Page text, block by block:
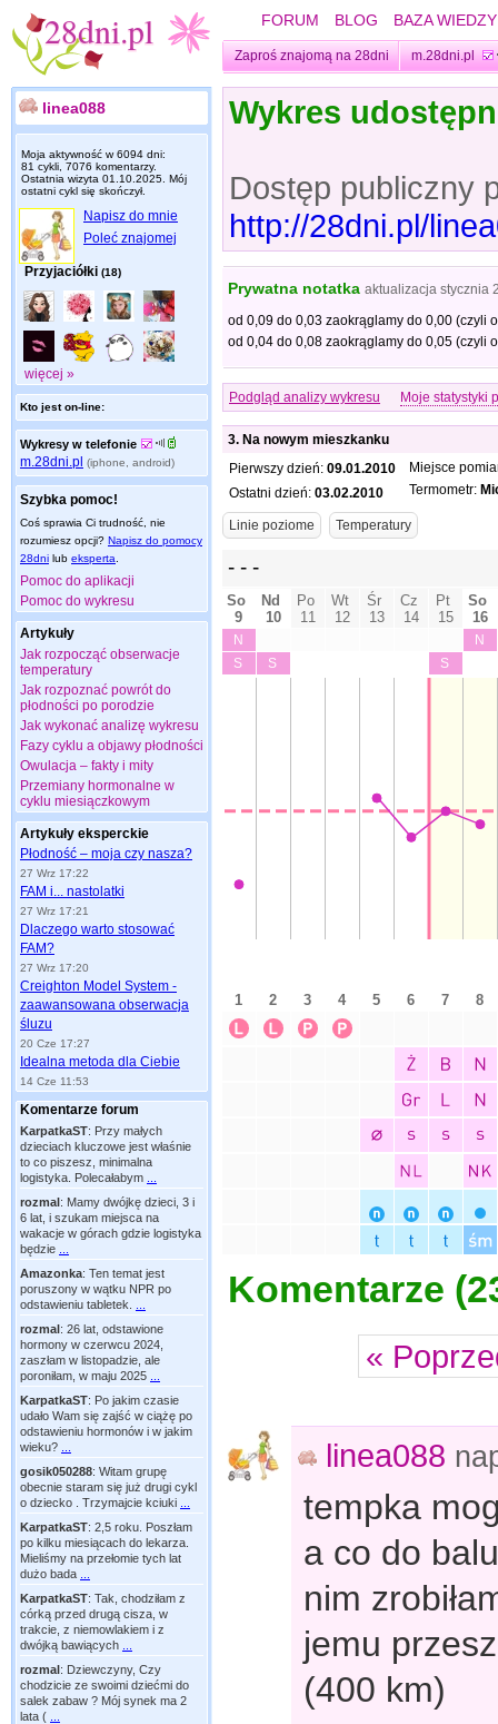
FORUM BLOG BAZA WIEDZY
Zaproś znajomą na 28dni m.28dni.pl
linea088
Moja aktywność w 6094 dni:
81 cykli, 7076 komentarzy.
Ostatnia wizyta 01.10.2025 . Mój
ostatni cykl się skończył.
Napisz do mnie
Poleć znajomej
Przyjaciółki (18)
więcej »
Kto jest on-line:
Wykresy w telefonie
m.28dni.pl (iphone, android)
Szybka pomoc!
Coś sprawia Ci trudność, nie
rozumiesz opcji? Napisz do pomocy
28dni lub eksperta
Pomoc do aplikacji
Pomoc do wykresu
Artykuły
Jak rozpocząć obserwacje
temperatury
Jak rozpoznać powrót do
płodności po porodzie
Jak wykonać analizę wykresu
Fazy cyklu a objawy płodności
Owulacja – fakty i mity
Przemiany hormonalne w
cyklu miesiączkowym
Artykuły eksperckie
Płodność – moja czy nasza?
27 Wrz 17:22
FAM i... nastolatki
27 Wrz 17:21
Dlaczego warto stosować
FAM?
27 Wrz 17:20
Creighton Model System -
zaawansowana obserwacja
śluzu
20 Cze 17:27
Idealna metoda dla Ciebie
14 Cze 11:53
Komentarze forum
KarpatkaST: Przy małych
dzieciach kluczowe jest właśnie
to co piszesz, minimalna
logistyka. Polecałabym
rozmal: Mamy dwójkę dzieci, 3 i
6 lat, i szukam miejsca na
wakacje w górach gdzie logistyka
będzie
Amazonka: Ten temat jest
poruszony w wątku NPR po
odstawieniu tabletek.
rozmal: 26 lat, odstawione
hormony w czerwcu 2024,
zaszłam w listopadzie, ale
poroniłam, w maju 2025
KarpatkaST: Po jakim czasie
udało Wam się zajść w ciążę po
odstawieniu hormonów i w jakim
wieku?
gosik050288: Witam grupę
obecnie staram się już drugi cykl
o dziecko . Trzymajcie kciuki
KarpatkaST: 2,5 roku. Poszłam
po kilku miesiącach do lekarza.
Mieliśmy na przełomie tych lat
dużo bada
KarpatkaST: Tak, chodziłam z
córką przed drugą cisza, w
trakcie, z niemowlakiem i z
dwójką bawiących
rozmal: Dziewczyny, Czy
chodzicie ze swoimi dziećmi do
salek zabaw ? Mój synek ma 2
lata (
Wykres
Dostęp publiczny
http://28dni.pl/
Prywatna notatka aktualizacja stycznia
od 0,09 do 0,03 zaokrąglamy do 0,00 (czyli
od 0,04 do 0,08 zaokrąglamy do 0,05 (czyli
Podgląd analizy wykresu Moje statystyki
3. Na nowym mieszkanku
Pierwszy dzień: 09.01.2010
Ostatni dzień: 03.02.2010
Miejsce
Termometr:
Komentarze (
«
linea088
tempka
a co do
nim
jemu
(400 km)